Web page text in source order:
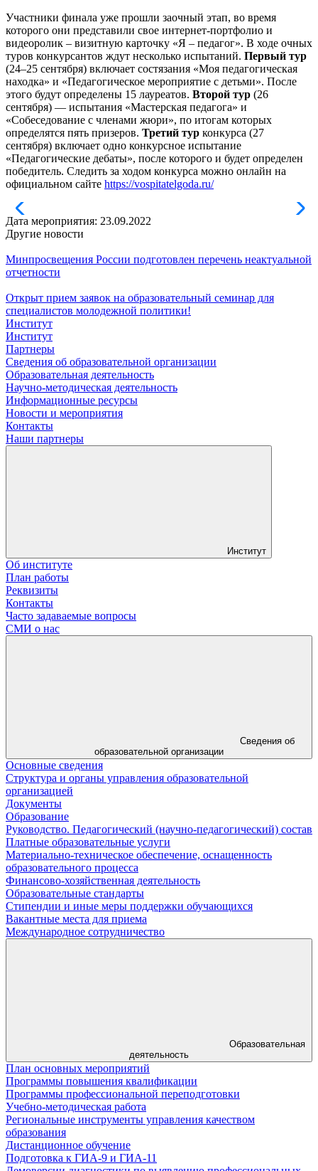
Участники финала уже прошли заочный этап, во время
которого они представили свое интернет-портфолио и
видеоролик – визитную карточку «Я – педагог». В ходе очных
туров конкурсантов ждут несколько испытаний. Первый тур
(24–25 сентября) включает состязания «Моя педагогическая
находка» и «Педагогическое мероприятие с детьми». После
этого будут определены 15 лауреатов. Второй тур (26
сентября) — испытания «Мастерская педагога» и
«Собеседование с членами жюри», по итогам которых
определятся пять призеров. Третий тур конкурса (27
сентября) включает одно конкурсное испытание
«Педагогические дебаты», после которого и будет определен
победитель. Следить за ходом конкурса можно онлайн на
официальном сайте https://vospitatelgoda.ru/
Дата мероприятия: 23.09.2022
Другие новости
Минпросвещения России подготовлен перечень неактуальной
отчетности
Открыт прием заявок на образовательный семинар для
специалистов молодежной политики!
Институт
Институт
Партнеры
Сведения об образовательной организации
Образовательная деятельность
Научно-методическая деятельность
Информационные ресурсы
Новости и мероприятия
Контакты
Наши партнеры
Институт
Об институте
План работы
Реквизиты
Контакты
Часто задаваемые вопросы
СМИ о нас
Сведения об
образовательной организации
Основные сведения
Структура и органы управления образовательной
организацией
Документы
Образование
Руководство. Педагогический (научно-педагогический) состав
Платные образовательные услуги
Материально-техническое обеспечение, оснащенность
образовательного процесса
Финансово-хозяйственная деятельность
Образовательные стандарты
Стипендии и иные меры поддержки обучающихся
Вакантные места для приема
Международное сотрудничество
Образовательная
деятельность
План основных мероприятий
Программы повышения квалификации
Программы профессиональной переподготовки
Учебно-методическая работа
Региональные инструменты управления качеством
образования
Дистанционное обучение
Подготовка к ГИА-9 и ГИА-11